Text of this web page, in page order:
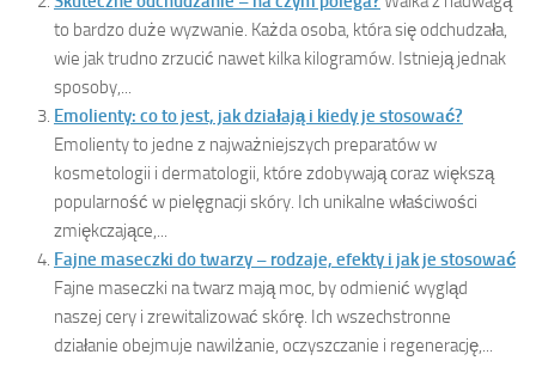
to bardzo duże wyzwanie. Każda osoba, która się odchudzała,
wie jak trudno zrzucić nawet kilka kilogramów. Istnieją jednak
sposoby,...
Emolienty: co to jest, jak działają i kiedy je stosować?
Emolienty to jedne z najważniejszych preparatów w
kosmetologii i dermatologii, które zdobywają coraz większą
popularność w pielęgnacji skóry. Ich unikalne właściwości
zmiękczające,...
Fajne maseczki do twarzy – rodzaje, efekty i jak je stosować
Fajne maseczki na twarz mają moc, by odmienić wygląd
naszej cery i zrewitalizować skórę. Ich wszechstronne
działanie obejmuje nawilżanie, oczyszczanie i regenerację,...